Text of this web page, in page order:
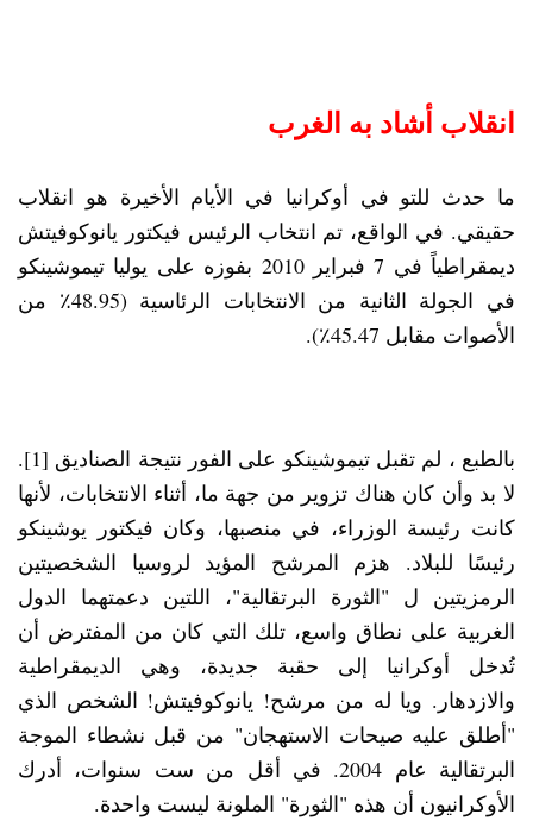
انقلاب أشاد به الغرب
ما حدث للتو في أوكرانيا في الأيام الأخيرة هو انقلاب
حقيقي. في الواقع، تم انتخاب الرئيس فيكتور يانوكوفيتش
ديمقراطياً في 7 فبراير 2010 بفوزه على يوليا تيموشينكو
في الجولة الثانية من الانتخابات الرئاسية (48.95٪ من
الأصوات مقابل 45.47٪).
بالطبع ، لم تقبل تيموشينكو على الفور نتيجة الصناديق [1].
لا بد وأن كان هناك تزوير من جهة ما، أثناء الانتخابات، لأنها
كانت رئيسة الوزراء، في منصبها، وكان فيكتور يوشينكو
رئيسًا للبلاد. هزم المرشح المؤيد لروسيا الشخصيتين
الرمزيتين ل "الثورة البرتقالية"، اللتين دعمتهما الدول
الغربية على نطاق واسع، تلك التي كان من المفترض أن
تُدخل أوكرانيا إلى حقبة جديدة، وهي الديمقراطية
والازدهار. ويا له من مرشح! يانوكوفيتش! الشخص الذي
"أطلق عليه صيحات الاستهجان" من قبل نشطاء الموجة
البرتقالية عام 2004. في أقل من ست سنوات، أدرك
الأوكرانيون أن هذه "الثورة" الملونة ليست واحدة.